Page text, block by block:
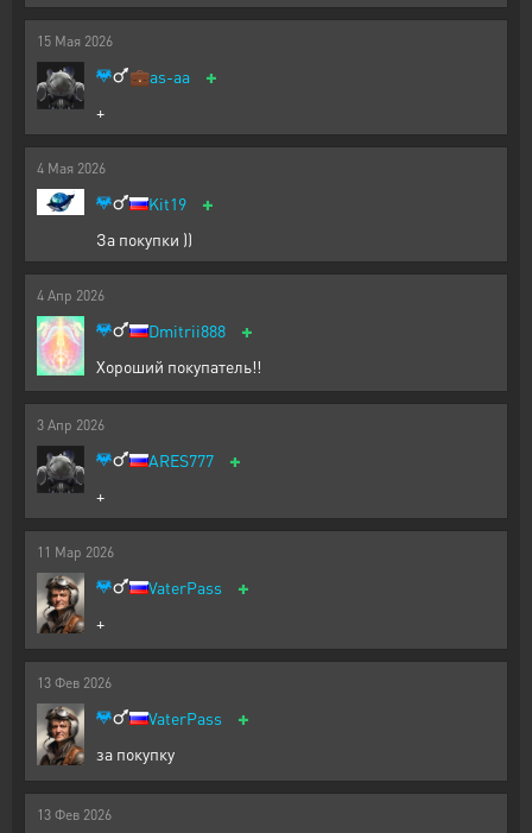
15 Мая 2026
💼as-aa +
+
4 Мая 2026
Kit19 +
За покупки ))
4 Апр 2026
Dmitrii888 +
Хороший покупатель!!
3 Апр 2026
ARES777 +
+
11 Мар 2026
VaterPass +
+
13 Фев 2026
VaterPass +
за покупку
13 Фев 2026